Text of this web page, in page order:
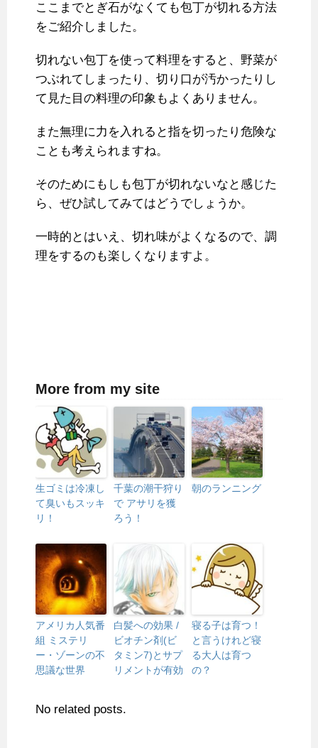
ここまでとぎ石がなくても包丁が切れる方法
をご紹介しました。
切れない包丁を使って料理をすると、野菜が
つぶれてしまったり、切り口が汚かったりし
て見た目の料理の印象もよくありません。
また無理に力を入れると指を切ったり危険な
ことも考えられますね。
そのためにもしも包丁が切れないなと感じた
ら、ぜひ試してみてはどうでしょうか。
一時的とはいえ、切れ味がよくなるので、調
理をするのも楽しくなりますよ。
More from my site
生ゴミは冷凍し
て臭いもスッキ
リ！
千葉の潮干狩り
で アサリを獲
ろう！
朝のランニング
アメリカ人気番
組 ミステリ
ー・ゾーンの不
思議な世界
白髪への効果 /
ビオチン剤(ビ
タミン7)とサプ
リメントが有効
寝る子は育つ！
と言うけれど寝
る大人は育つ
の？
No related posts.